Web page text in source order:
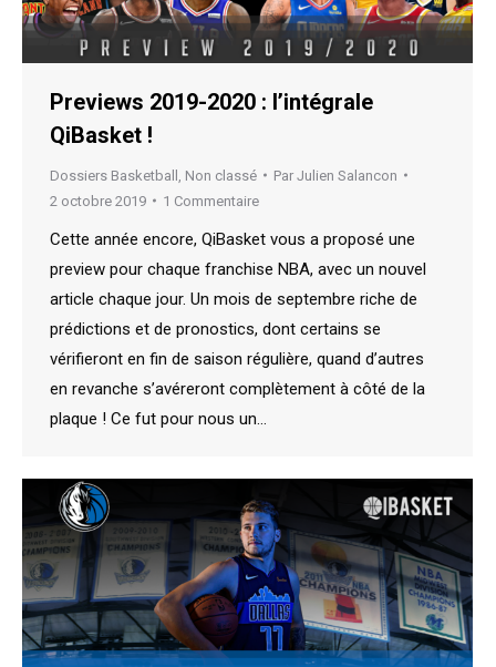
Previews 2019-2020 : l’intégrale
QiBasket !
Dossiers Basketball Non classé Par Julien Salancon
2 octobre 2019
1 Commentaire
Cette année encore, QiBasket vous a proposé une
preview pour chaque franchise NBA, avec un nouvel
article chaque jour. Un mois de septembre riche de
prédictions et de pronostics, dont certains se
vérifieront en fin de saison régulière, quand d’autres
en revanche s’avéreront complètement à côté de la
plaque ! Ce fut pour nous un…